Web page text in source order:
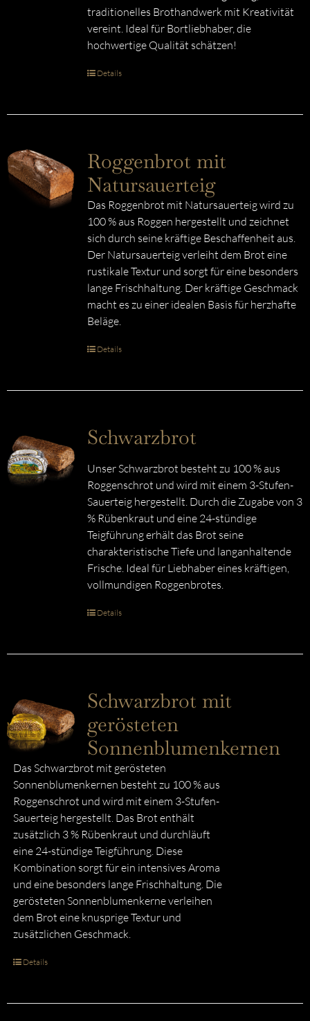
traditionelles Brothandwerk mit Kreativität
vereint. Ideal für Bortliebhaber, die
hochwertige Qualität schätzen!
Details
Roggenbrot mit
Natursauerteig
Das Roggenbrot mit Natursauerteig wird zu
100 % aus Roggen hergestellt und zeichnet
sich durch seine kräftige Beschaffenheit aus.
Der Natursauerteig verleiht dem Brot eine
rustikale Textur und sorgt für eine besonders
lange Frischhaltung. Der kräftige Geschmack
macht es zu einer idealen Basis für herzhafte
Beläge.
Details
Schwarzbrot
Unser Schwarzbrot besteht zu 100 % aus
Roggenschrot und wird mit einem 3-Stufen-
Sauerteig hergestellt. Durch die Zugabe von 3
% Rübenkraut und eine 24-stündige
Teigführung erhält das Brot seine
charakteristische Tiefe und langanhaltende
Frische. Ideal für Liebhaber eines kräftigen,
vollmundigen Roggenbrotes.
Details
Schwarzbrot mit
gerösteten
Sonnenblumenkernen
Das Schwarzbrot mit gerösteten
Sonnenblumenkernen besteht zu 100 % aus
Roggenschrot und wird mit einem 3-Stufen-
Sauerteig hergestellt. Das Brot enthält
zusätzlich 3 % Rübenkraut und durchläuft
eine 24-stündige Teigführung. Diese
Kombination sorgt für ein intensives Aroma
und eine besonders lange Frischhaltung. Die
gerösteten Sonnenblumenkerne verleihen
dem Brot eine knusprige Textur und
zusätzlichen Geschmack.
Details